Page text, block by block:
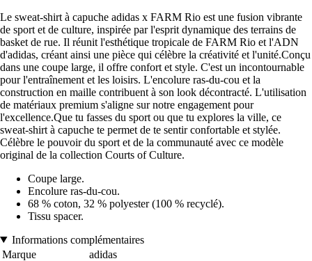
Le sweat-shirt à capuche adidas x FARM Rio est une fusion vibrante
de sport et de culture, inspirée par l'esprit dynamique des terrains de
basket de rue. Il réunit l'esthétique tropicale de FARM Rio et l'ADN
d'adidas, créant ainsi une pièce qui célèbre la créativité et l'unité.Conçu
dans une coupe large, il offre confort et style. C'est un incontournable
pour l'entraînement et les loisirs. L'encolure ras-du-cou et la
construction en maille contribuent à son look décontracté. L'utilisation
de matériaux premium s'aligne sur notre engagement pour
l'excellence.Que tu fasses du sport ou que tu explores la ville, ce
sweat-shirt à capuche te permet de te sentir confortable et stylée.
Célèbre le pouvoir du sport et de la communauté avec ce modèle
original de la collection Courts of Culture.
Coupe large.
Encolure ras-du-cou.
68 % coton, 32 % polyester (100 % recyclé).
Tissu spacer.
Informations complémentaires
Marque
adidas